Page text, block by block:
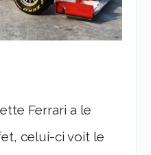
Ferrari a le
celui-ci voit le